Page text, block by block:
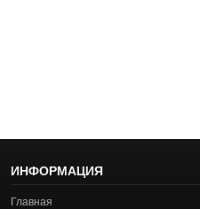
ИНФОРМАЦИЯ
Главная